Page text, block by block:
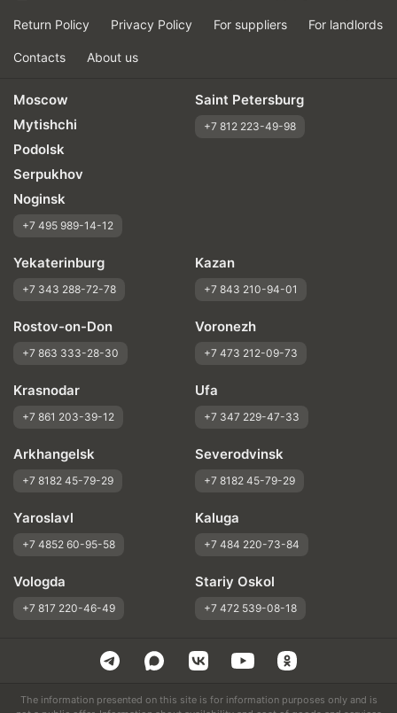
Return Policy Privacy Policy For suppliers For landlords
Contacts About us
Moscow
Mytishchi
Podolsk
Serpukhov
Noginsk
+7 495 989-14-12
Saint Petersburg
+7 812 223-49-98
Yekaterinburg
+7 343 288-72-78
Kazan
+7 843 210-94-01
Rostov-on-Don
+7 863 333-28-30
Voronezh
+7 473 212-09-73
Krasnodar
+7 861 203-39-12
Ufa
+7 347 229-47-33
Arkhangelsk
+7 8182 45-79-29
Severodvinsk
+7 8182 45-79-29
Yaroslavl
+7 4852 60-95-58
Kaluga
+7 484 220-73-84
Vologda
+7 817 220-46-49
Stariy Oskol
+7 472 539-08-18
The information presented on this site is for information purposes only and is